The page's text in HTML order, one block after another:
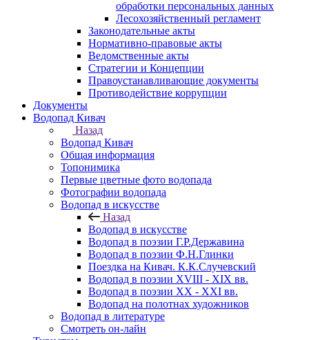
обработки персональных данных
Лесохозяйственный регламент
Законодательные акты
Нормативно-правовые акты
Ведомственные акты
Стратегии и Концепции
Правоустанавливающие документы
Противодействие коррупции
Документы
Водопад Кивач
Назад
Водопад Кивач
Общая информация
Топонимика
Первые цветные фото водопада
Фотографии водопада
Водопад в искусстве
Назад
Водопад в искусстве
Водопад в поэзии Г.Р.Державина
Водопад в поэзии Ф.Н.Глинки
Поездка на Кивач. К.К.Случевский
Водопад в поэзии XVIII - XIX вв.
Водопад в поэзии XX - XXI вв.
Водопад на полотнах художников
Водопад в литературе
Смотреть он-лайн